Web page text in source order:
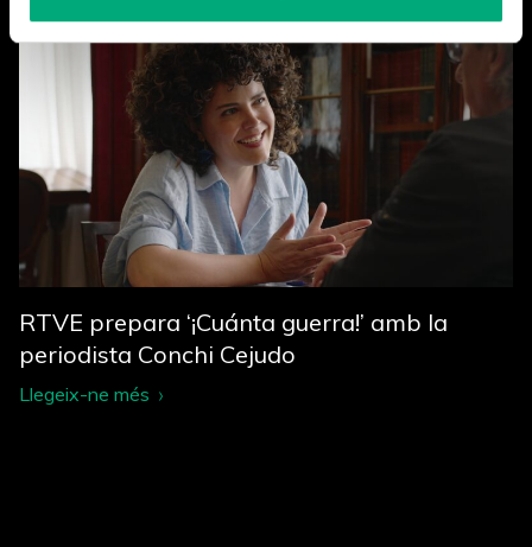
RTVE prepara ‘¡Cuánta guerra!’ amb la
periodista Conchi Cejudo
Llegeix-ne més